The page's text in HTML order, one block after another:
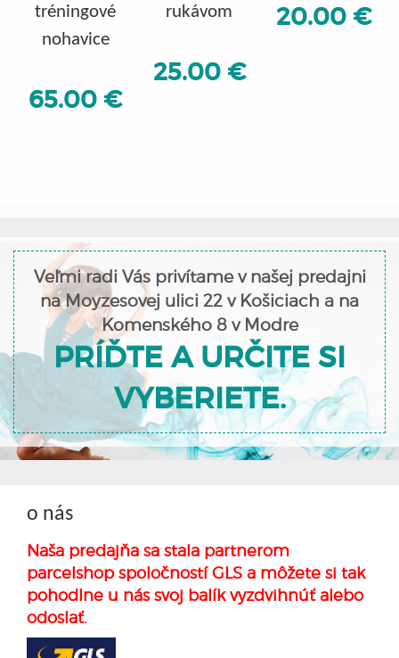
tréningové
nohavice
65.00 €
rukávom
25.00 €
20.00 €
Veľmi radi Vás privítame v našej predajni
na Moyzesovej ulici 22 v Košiciach a na
Komenského 8 v Modre
PRÍĎTE A URČITE SI
VYBERIETE.
o nás
Naša predajňa sa stala partnerom
parcelshop spoločností GLS a môžete si tak
pohodlne u nás svoj balík vyzdvihnúť alebo
odoslať.